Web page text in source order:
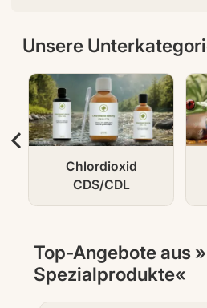
Unsere
Chlordioxid
CDS/CDL
Top-Angebote aus
Spezialprodukte«